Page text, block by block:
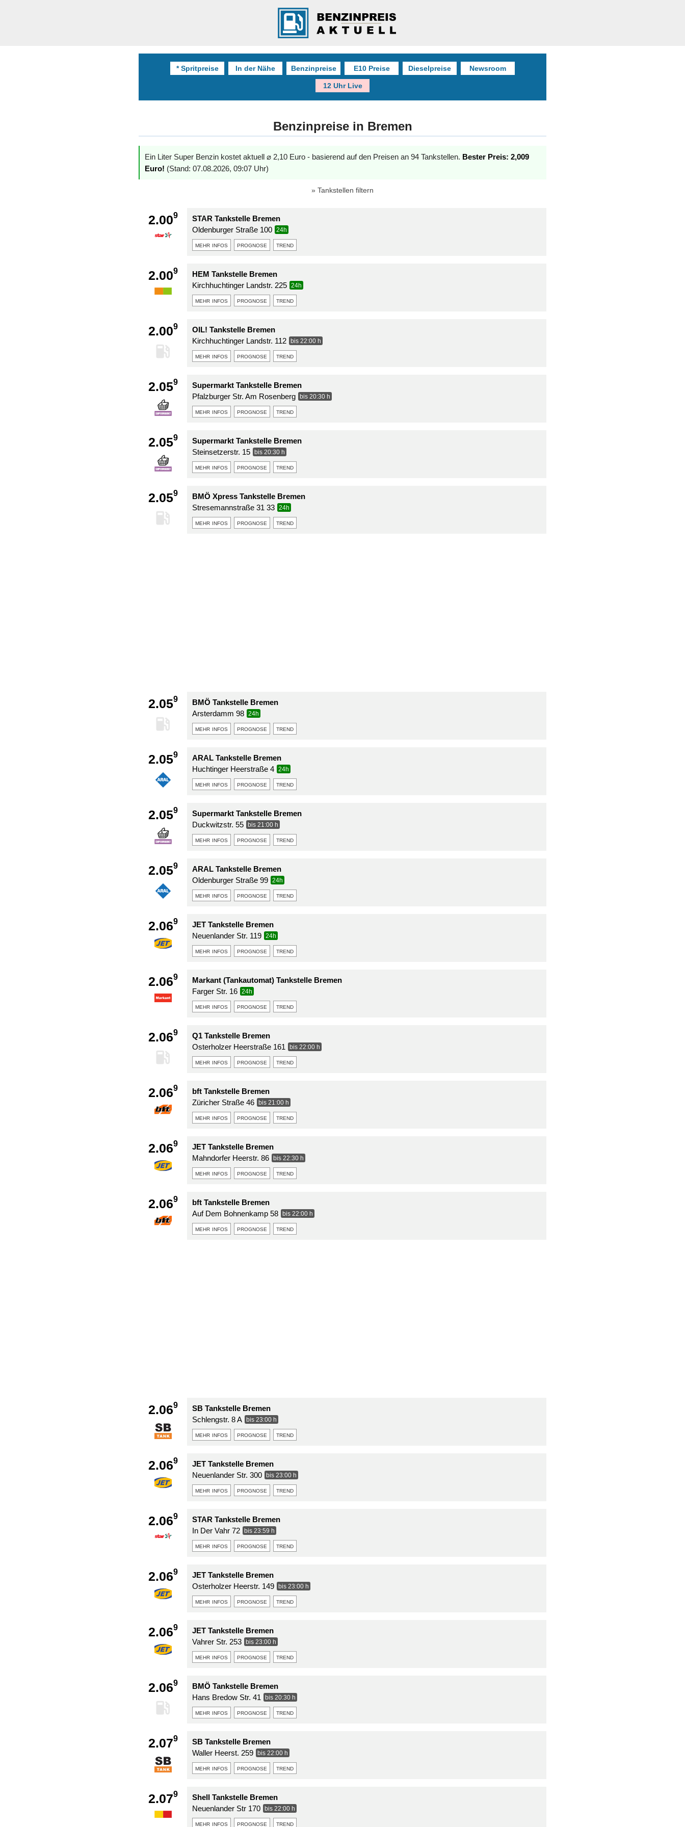
* Spritpreise In der Nähe Benzinpreise E10 Preise Dieselpreise Newsroom
12 Uhr Live
Benzinpreise in Bremen
Ein Liter Super Benzin kostet aktuell ⌀ 2,10 Euro - basierend auf den Preisen an 94 Tankstellen. Bester Preis: 2,009
Euro! (Stand: 07.08.2026, 09:07 Uhr)
Tankstellen filtern
2.009
STAR Tankstelle Bremen
Oldenburger Straße 100
24h
mehr infos prognose trend
2.009
HEM Tankstelle Bremen
Kirchhuchtinger Landstr. 225
24h
mehr infos prognose trend
2.009
OIL! Tankstelle Bremen
Kirchhuchtinger Landstr. 112
bis 22:00 h
mehr infos prognose trend
2.059
Supermarkt Tankstelle Bremen
Pfalzburger Str. Am Rosenberg
bis 20:30 h
mehr infos prognose trend
2.059
Supermarkt Tankstelle Bremen
Steinsetzerstr. 15
bis 20:30 h
mehr infos prognose trend
2.059
BMÖ Xpress Tankstelle Bremen
Stresemannstraße 31 33
24h
mehr infos prognose trend
2.059
BMÖ Tankstelle Bremen
Arsterdamm 98
24h
mehr infos prognose trend
2.059
ARAL Tankstelle Bremen
Huchtinger Heerstraße 4
24h
mehr infos prognose trend
2.059
Supermarkt Tankstelle Bremen
Duckwitzstr. 55
bis 21:00 h
mehr infos prognose trend
2.059
ARAL Tankstelle Bremen
Oldenburger Straße 99
24h
mehr infos prognose trend
2.069
JET Tankstelle Bremen
Neuenlander Str. 119
24h
mehr infos prognose trend
2.069
Markant (Tankautomat) Tankstelle Bremen
Farger Str. 16
24h
mehr infos prognose trend
2.069
Q1 Tankstelle Bremen
Osterholzer Heerstraße 161
bis 22:00 h
mehr infos prognose trend
2.069
bft Tankstelle Bremen
Züricher Straße 46
bis 21:00 h
mehr infos prognose trend
2.069
JET Tankstelle Bremen
Mahndorfer Heerstr. 86
bis 22:30 h
mehr infos prognose trend
2.069
bft Tankstelle Bremen
Auf Dem Bohnenkamp 58
bis 22:00 h
mehr infos prognose trend
2.069
SB Tankstelle Bremen
Schlengstr. 8 A
bis 23:00 h
mehr infos prognose trend
2.069
JET Tankstelle Bremen
Neuenlander Str. 300
bis 23:00 h
mehr infos prognose trend
2.069
STAR Tankstelle Bremen
In Der Vahr 72
bis 23:59 h
mehr infos prognose trend
2.069
JET Tankstelle Bremen
Osterholzer Heerstr. 149
bis 23:00 h
mehr infos prognose trend
2.069
JET Tankstelle Bremen
Vahrer Str. 253
bis 23:00 h
mehr infos prognose trend
2.069
BMÖ Tankstelle Bremen
Hans Bredow Str. 41
bis 20:30 h
mehr infos prognose trend
2.079
SB Tankstelle Bremen
Waller Heerst. 259
bis 22:00 h
mehr infos prognose trend
2.079
Shell Tankstelle Bremen
Neuenlander Str 170
bis 22:00 h
mehr infos prognose trend